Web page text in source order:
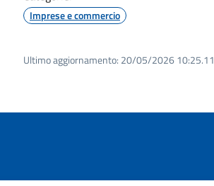
Imprese e commercio
Ultimo aggiornamento: 20/05/2026 10:25.11